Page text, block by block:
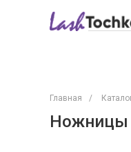
Главная /
Ножницы